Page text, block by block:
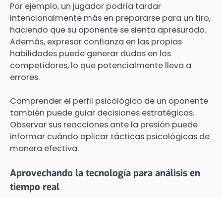
Por ejemplo, un jugador podría tardar
intencionalmente más en prepararse para un tiro,
haciendo que su oponente se sienta apresurado.
Además, expresar confianza en las propias
habilidades puede generar dudas en los
competidores, lo que potencialmente lleva a
errores.
Comprender el perfil psicológico de un oponente
también puede guiar decisiones estratégicas.
Observar sus reacciones ante la presión puede
informar cuándo aplicar tácticas psicológicas de
manera efectiva.
Aprovechando la tecnología para análisis en
tiempo real